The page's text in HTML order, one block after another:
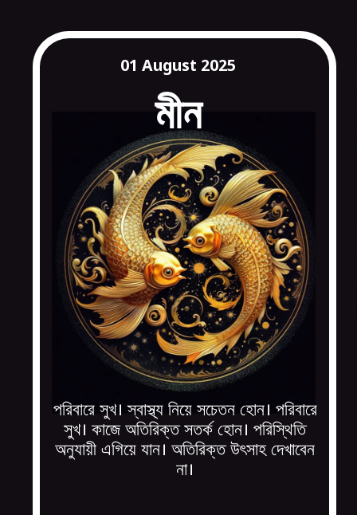
মীন
01 August 2025
পরিবারে সুখ। স্বাস্থ্য নিয়ে সচেতন হোন। পরিবারে
সুখ। কাজে অতিরিক্ত সতর্ক হোন। পরিস্থিতি
অনুযায়ী এগিয়ে যান। অতিরিক্ত উৎসাহ দেখাবেন
না।